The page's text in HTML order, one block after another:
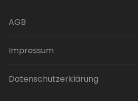
AGB
Impressum
Datenschutzerklärung